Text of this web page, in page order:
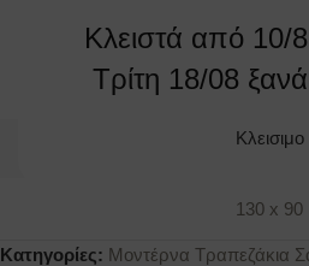
Κλειστά από 10/
Τρίτη 18/08
Κλεισιμο
MORE
ΔΙΑΣΤΑΣΕΙΣ
130 x 90
Κατηγορίες: Μοντέρνα Τραπεζάκια